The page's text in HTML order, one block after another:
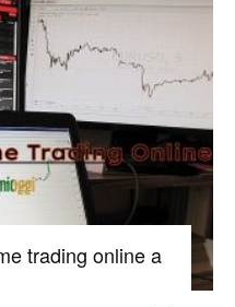
trading online a